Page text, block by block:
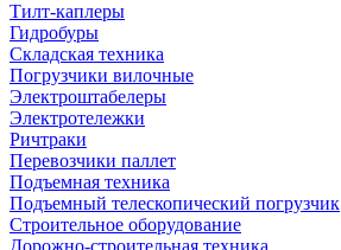
Тилт-каплеры
Гидробуры
Складская техника
Погрузчики вилочные
Электроштабелеры
Электротележки
Ричтраки
Перевозчики паллет
Подъемная техника
Подъемный телескопический погрузчик
Строительное оборудование
Дорожно-строительная техника